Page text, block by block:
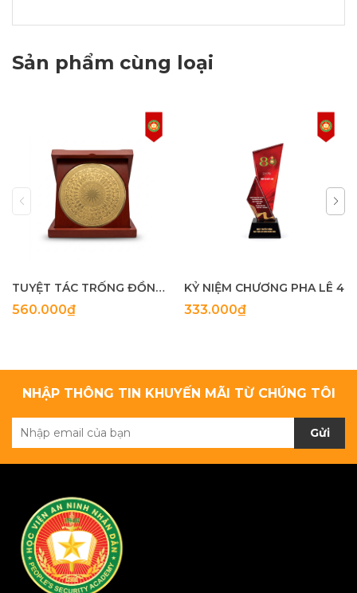
Sản phẩm cùng loại
TUYỆT TÁC TRỐNG ĐỒNG "HỒN THIÊNG SÔNG NÚI"
560.000₫
KỶ NIỆM CHƯƠNG PHA LÊ 4
333.000₫
NHẬP THÔNG TIN KHUYẾN MÃI TỪ CHÚNG TÔI
Gửi